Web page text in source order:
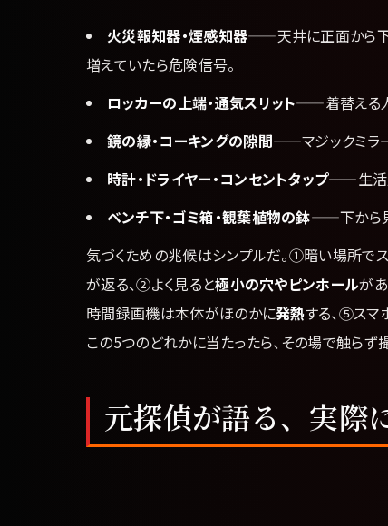
火災報知器・煙感知器——天井に正面から下
増えていたら危険信号。
ロッカーの上端・通気スリット——着替える人
鏡の縁・コーキングの隙間——マジックミラ
時計・ドライヤー・コンセントタップ——生活
ベンチ下・ゴミ箱・観葉植物の鉢——下から
気づくための兆候はシンプルだ。①暗い場所で
が返る、②よく見ると極小の穴やピンホールが
時間録画機は本体がほのかに発熱する、⑤ス
この5つのどれかに当たったら、その場で触らず
元探偵が語る、実際